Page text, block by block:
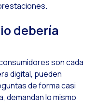
Tecnología y
El impacto de la
Inteligencia
La evolución del call
El ecosistema de
debería
son cada
digital, pueden
de forma casi
demandan lo mismo